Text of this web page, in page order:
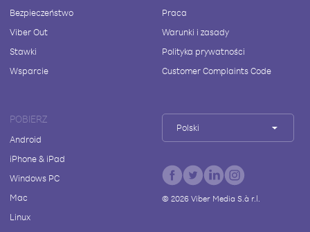
Bezpieczeństwo
Viber Out
Stawki
Wsparcie
Praca
Warunki i zasady
Polityka prywatności
Customer Complaints Code
POBIERZ
Android
iPhone & iPad
Windows PC
Mac
Linux
Polski
© 2026Viber Media S.à r.l.